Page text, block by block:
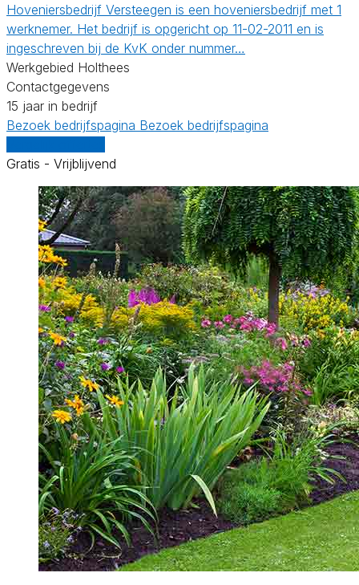
Hoveniersbedrijf Versteegen is een hoveniersbedrijf met 1
werknemer. Het bedrijf is opgericht op 11-02-2011 en is
ingeschreven bij de KvK onder nummer…
Werkgebied Holthees
Contactgegevens
15 jaar in bedrijf
Bezoek bedrijfspagina Bezoek bedrijfspagina
Gratis - Vrijblijvend